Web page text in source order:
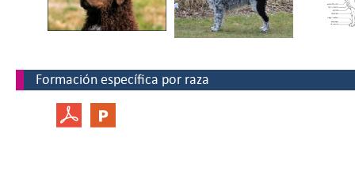
Formación específica por raza